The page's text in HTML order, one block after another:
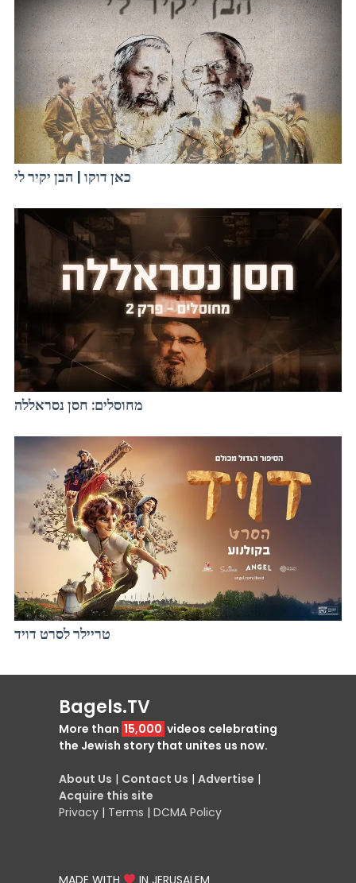
כאן דוקו | הבן יקיר לי
מחוסלים: חסן נסראללה
טריילר לסרט דויד
Bagels.TV
More than 15,000 videos celebrating
the Jewish story that unites us now.
About Us | Contact Us | Advertise |
Acquire this site
Privacy | Terms | DCMA Policy
MADE WITH IN JERUSALEM